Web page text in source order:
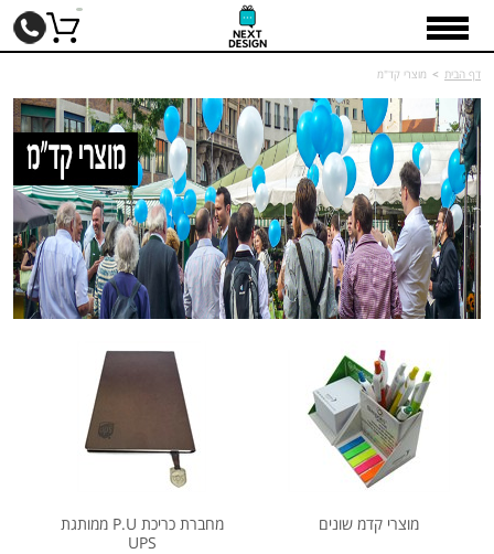
דף הבית > מוצרי קד"מ
מוצרי קדמ שונים
מחברת כריכת P.U ממותגת
UPS